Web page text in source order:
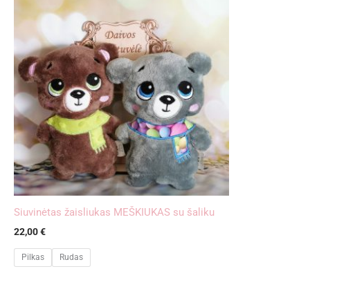
Siuvinėtas žaisliukas MEŠKIUKAS su šaliku
22,00€
Pilkas Rudas